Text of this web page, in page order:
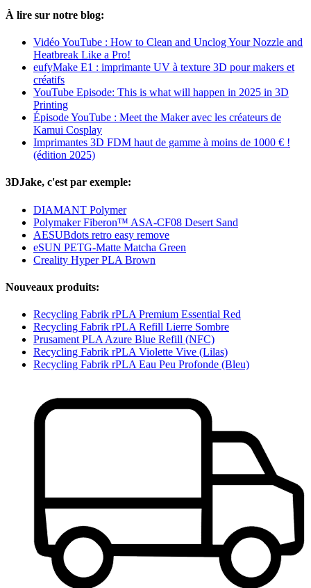
À lire sur notre blog:
Vidéo YouTube : How to Clean and Unclog Your Nozzle and
Heatbreak Like a Pro!
eufyMake E1 : imprimante UV à texture 3D pour makers et
créatifs
YouTube Episode: This is what will happen in 2025 in 3D
Printing
Épisode YouTube : Meet the Maker avec les créateurs de
Kamui Cosplay
Imprimantes 3D FDM haut de gamme à moins de 1000 € !
(édition 2025)
3DJake, c'est par exemple:
DIAMANT Polymer
Polymaker Fiberon™ ASA-CF08 Desert Sand
AESUBdots retro easy remove
eSUN PETG-Matte Matcha Green
Creality Hyper PLA Brown
Nouveaux produits:
Recycling Fabrik rPLA Premium Essential Red
Recycling Fabrik rPLA Refill Lierre Sombre
Prusament PLA Azure Blue Refill (NFC)
Recycling Fabrik rPLA Violette Vive (Lilas)
Recycling Fabrik rPLA Eau Peu Profonde (Bleu)